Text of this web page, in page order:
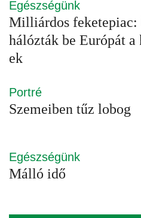
Egészségünk
Milliárdos feketepiac:
hálózták be Európát
ek
Portré
Szemeiben tűz lobog
Egészségünk
Málló idő